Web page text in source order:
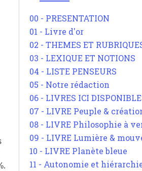
00 - PRESENTATION
01 - Livre d'or
02 - THEMES ET
03 - LEXIQUE ET NOTIONS
04 - LISTE PENSEURS
05 - Notre rédaction
06 - LIVRES ICI
07 - LIVRE Peuple &
08 - LIVRE Philosophie à
09 - LIVRE Lumière &
10 - LIVRE Planète bleue
11 - Autonomie et